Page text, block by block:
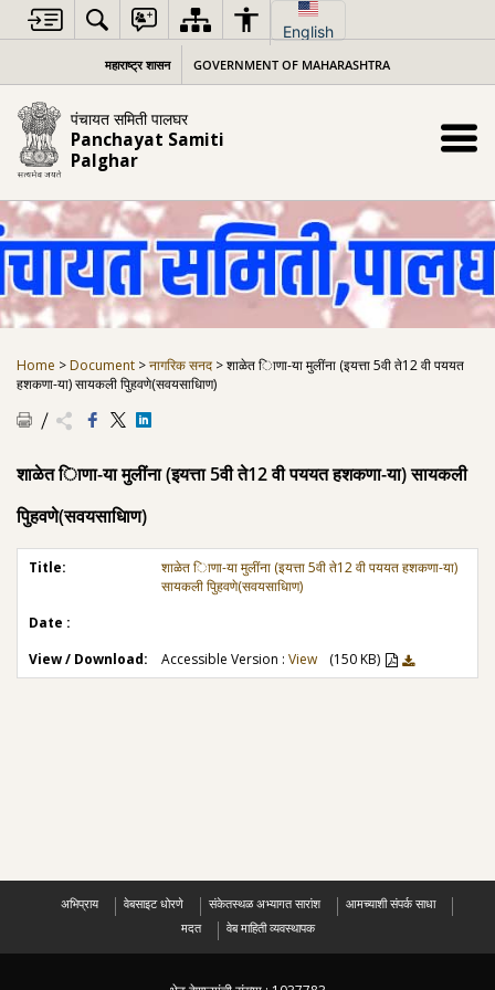
content
English
महाराष्ट्र शासन GOVERNMENT OF MAHARASHTRA
पंचायत समिती पालघर
Panchayat Samiti
Palghar
Home > Document >नागरिक सनद >शाळेत िाणा-या मुलींना (इयत्ता 5वी ते12 वी पययत
हशकणा-या) सायकली पुिहवणे(सवयसाधािण)
शाळेत िाणा-या मुलींना (इयत्ता 5वी ते12 वी पययत हशकणा-या) सायकली
पुिहवणे(सवयसाधािण)
शाळेत िाणा-या मुलींना (इयत्ता 5वी ते12 वी पययत हशकणा-या)
सायकली पुिहवणे(सवयसाधािण)
Accessible Version : View (150 KB)
अभिप्राय वेबसाइट धोरणे संकेतस्थळ अभ्यागत सारांश
आमच्याशी संपर्क साधा
मदत
वेब माहिती व्यवस्थापक